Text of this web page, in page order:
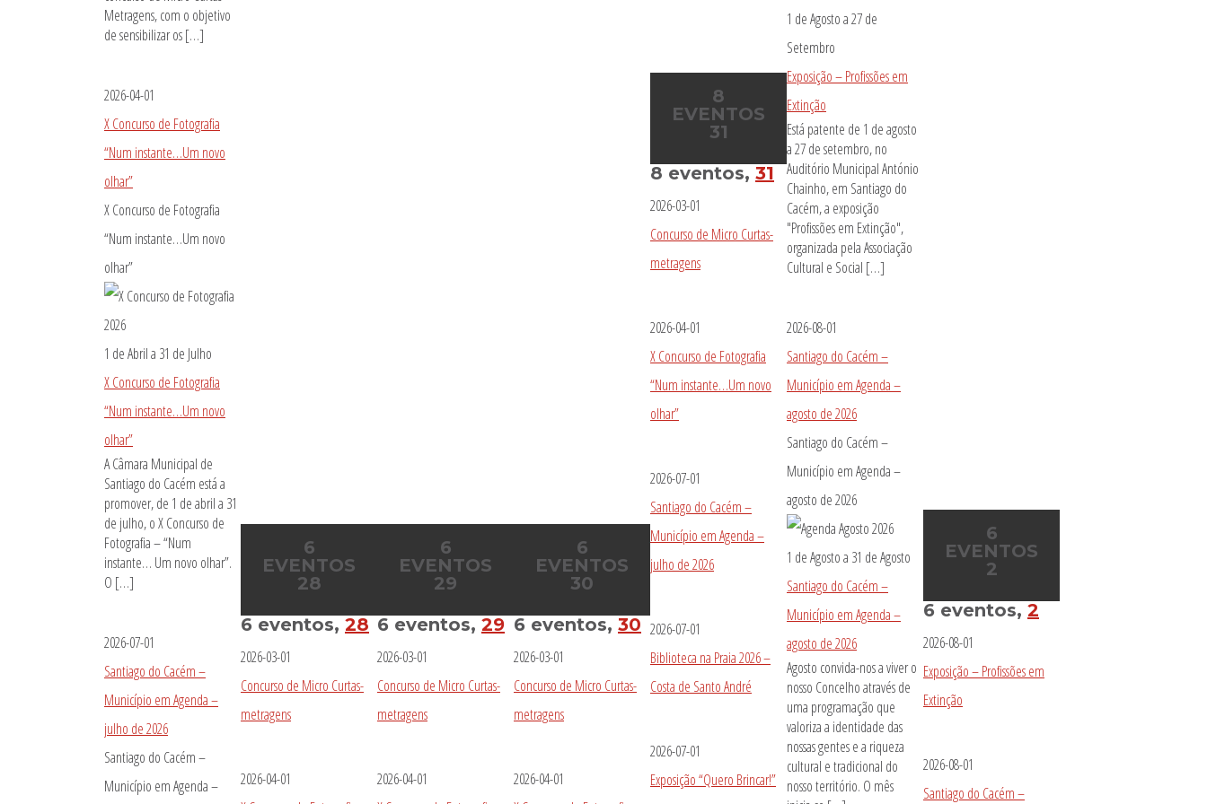
Metragens, com o objetivo
de sensibilizar os […]
2026-04-01
X Concurso de Fotografia
“Num instante…Um novo
olhar”
X Concurso de Fotografia
“Num instante…Um novo
olhar”
1 de Abrila 31 de Julho
X Concurso de Fotografia
“Num instante…Um novo
olhar”
A Câmara Municipal de
Santiago do Cacém está a
promover, de 1 de abril a 31
de julho, o X Concurso de
Fotografia – “Num
instante… Um novo olhar”.
O […]
2026-07-01
Santiago do Cacém –
Município em Agenda –
julho de 2026
Santiago do Cacém –
Município em Agenda –
6
EVENTOS
28
6 eventos, 28
2026-03-01
Concurso de Micro Curtas-
metragens
2026-04-01
6
EVENTOS
29
6 eventos, 29
2026-03-01
Concurso de Micro Curtas-
metragens
2026-04-01
6
EVENTOS
30
6 eventos, 30
2026-03-01
Concurso de Micro Curtas-
metragens
2026-04-01
8
EVENTOS
31
8 eventos, 31
2026-03-01
Concurso de Micro Curtas-
metragens
2026-04-01
X Concurso de Fotografia
“Num instante…Um novo
olhar”
2026-07-01
Santiago do Cacém –
Município em Agenda –
julho de 2026
2026-07-01
Biblioteca na Praia 2026 –
Costa de Santo André
2026-07-01
Exposição “Quero Brincar!”
1 de Agostoa27 de
Setembro
Exposição – Profissões em
Extinção
Está patente de 1 de agosto
a 27 de setembro, no
Auditório Municipal António
Chainho, em Santiago do
Cacém, a exposição
"Profissões em Extinção",
organizada pela Associação
Cultural e Social […]
2026-08-01
Santiago do Cacém –
Município em Agenda –
agosto de 2026
Santiago do Cacém –
Município em Agenda –
agosto de 2026
1 de Agostoa 31 de Agosto
Santiago do Cacém –
Município em Agenda –
agosto de 2026
Agosto convida-nos a viver o
nosso Concelho através de
uma programação que
valoriza a identidade das
nossas gentes e a riqueza
cultural e tradicional do
nosso território. O mês
6
EVENTOS
2
6 eventos, 2
2026-08-01
Exposição – Profissões em
Extinção
2026-08-01
Santiago do Cacém –